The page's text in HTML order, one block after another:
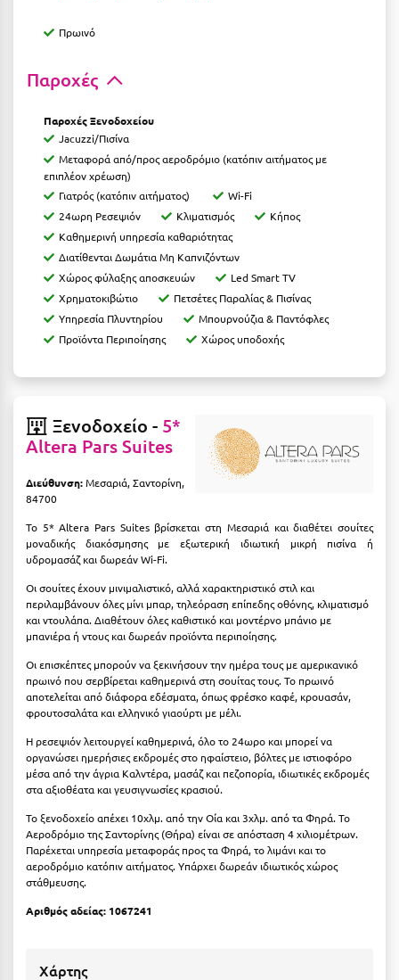
Παραλία Κατερίνης
Παραλία Λιτοχώρου
Παράλιο Άστρος
Πάργα
Παρνασσός
Πάρος
Πάτμος
Πάτρα
Πειραιάς
Πελοπόννησος
Πήλιο
Πιερία
Πλαταμώνας
Πλύτρα Λακωνίας
Πόρος
Πόρτο Χέλι
Πρέβεζα
Πύλος
Πύργος
Ρ
Ρίο
Ρόδος
Σ
Πρωινό
Παροχές
Παροχές Ξενοδοχείου
Jacuzzi/Πισίνα
Μεταφορά από/προς αεροδρόμιο (κατόπιν αιτήματος με
επιπλέον χρέωση)
Γιατρός (κατόπιν αιτήματος)
Wi-Fi
24ωρη Ρεσεψιόν
Κλιματισμός
Κήπος
Καθημερινή υπηρεσία καθαριότητας
Διατίθενται Δωμάτια Μη Καπνιζόντων
Χώρος φύλαξης αποσκευών
Led Smart TV
Χρηματοκιβώτιο
Πετσέτες Παραλίας & Πισίνας
Υπηρεσία Πλυντηρίου
Μπουρνούζια & Παντόφλες
Προϊόντα Περιποίησης
Χώρος υποδοχής
Ξενοδοχείο - 5*
Altera Pars Suites
Διεύθυνση:Μεσαριά, Σαντορίνη,
84700
Το 5* Altera Pars Suites βρίσκεται στη Μεσαριά και διαθέτει σουίτες
μοναδικής διακόσμησης με εξωτερική ιδιωτική μικρή πισίνα ή
υδρομασάζ και δωρεάν Wi-Fi.
Οι σουίτες έχουν μινιμαλιστικό, αλλά χαρακτηριστικό στιλ και
περιλαμβάνουν όλες μίνι μπαρ, τηλεόραση επίπεδης οθόνης, κλιματισμό
και ντουλάπα. Διαθέτουν όλες καθιστικό και μοντέρνο μπάνιο με
μπανιέρα ή ντους και δωρεάν προϊόντα περιποίησης.
Οι επισκέπτες μπορούν να ξεκινήσουν την ημέρα τους με αμερικανικό
πρωινό που σερβίρεται καθημερινά στη σουίτας τους. Το πρωινό
αποτελείται από διάφορα εδέσματα, όπως φρέσκο καφέ, κρουασάν,
φρουτοσαλάτα και ελληνικό γιαούρτι με μέλι.
Η ρεσεψιόν λειτουργεί καθημερινά, όλο το 24ωρο και μπορεί να
οργανώσει ημερήσιες εκδρομές στο ηφαίστειο, βόλτες με ιστιοφόρο
μέσα από την άγρια ​​Καλντέρα, μασάζ και πεζοπορία, ιδιωτικές εκδρομές
στα αξιοθέατα και γευσιγνωσίες κρασιού.
Το ξενοδοχείο απέχει 10χλμ. από την Οία και 3χλμ. από τα Φηρά. Το
Αεροδρόμιο της Σαντορίνης (Θήρα) είναι σε απόσταση 4 χιλιομέτρων.
Παρέχεται υπηρεσία μεταφοράς προς τα Φηρά, το λιμάνι και το
αεροδρόμιο κατόπιν αιτήματος. Υπάρχει δωρεάν ιδιωτικός χώρος
στάθμευσης.
Αριθμός αδείας: 1067241
Χάρτης